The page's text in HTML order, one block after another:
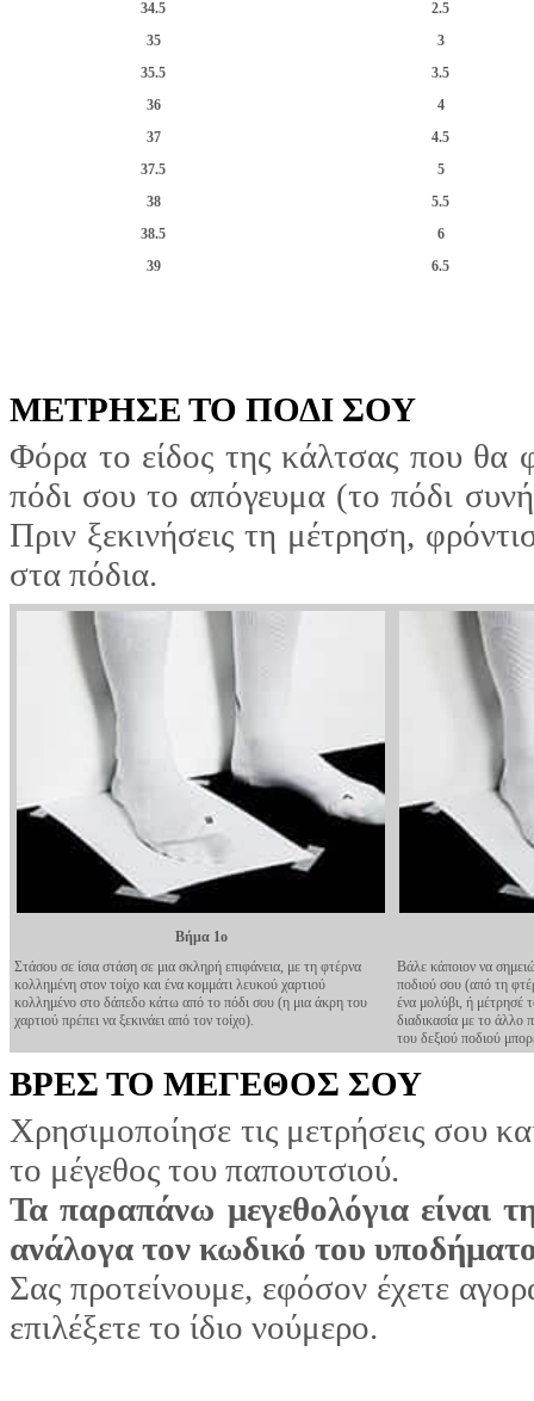
34.5
2.5
35
3
35.5
3.5
36
4
37
4.5
37.5
5
38
5.5
38.5
6
39
6.5
ΜΕΤΡΗΣΕ ΤΟ ΠΟΔΙ ΣΟΥ
Φόρα το είδος της κάλτσας που θα
πόδι σου το απόγευμα (το πόδι
Πριν ξεκινήσεις τη μέτρηση,
στα πόδια.
Βήμα 1ο
Στάσου σε ίσια στάση σε μια σκληρή επιφάνεια, με τη φτέρνα
κολλημένη στον τοίχο και ένα κομμάτι λευκού χαρτιού
κολλημένο στο δάπεδο κάτω από το πόδι σου (η μια άκρη του
χαρτιού πρέπει να ξεκινάει από τον τοίχο).
Βάλε κάποιον να
ποδιού σου (από τη
ένα μολύβι, ή μέτρησέ
διαδικασία με το άλλο
του δεξιού ποδιού
ΒΡΕΣ ΤΟ ΜΕΓΕΘΟΣ ΣΟΥ
Χρησιμοποίησε τις μετρήσεις σου
το μέγεθος του παπουτσιού.
Τα παραπάνω μεγεθολόγια είναι
ανάλογα τον κωδικό του
Σας προτείνουμε, εφόσον έχετε
επιλέξετε το ίδιο νούμερο.